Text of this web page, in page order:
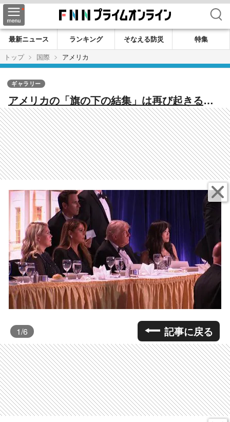
検索
最新ニュース ランキング そなえる防災
特集
トップ
国際 アメリカ
アメリカの「旗の下の結集」は再び起きるの
か トランプ大統領出席の夕食会で銃撃事件
ギャラリー
1/6 記事に戻る